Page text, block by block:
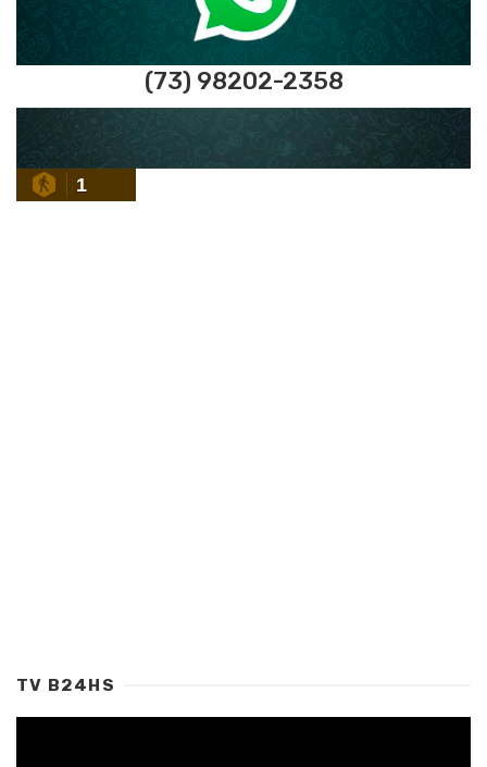
(73) 98202-2358
1
TV B24HS